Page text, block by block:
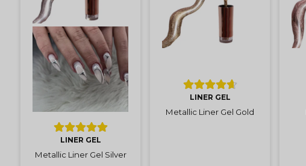
LINER GEL
Metallic Liner Gel Silver
LINER GEL
Metallic Liner Gel Gold